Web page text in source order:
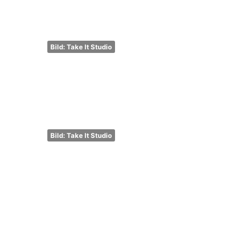
Bild: Take It Studio
Bild: Take It Studio